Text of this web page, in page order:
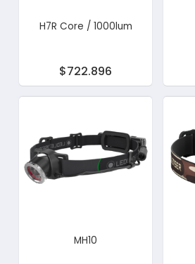
H7R Core / 1000lum
$722.896
MH10